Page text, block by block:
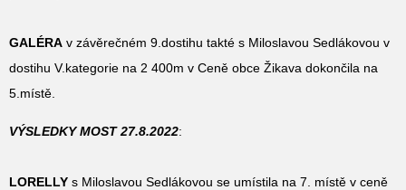
GALÉRA v závěrečném 9.dostihu takté s Miloslavou Sedlákovou v
dostihu V.kategorie na 2 400m v Ceně obce Žikava dokončila na
5.místě.
VÝSLEDKY MOST 27.8.2022:
LORELLY s Miloslavou Sedlákovou se umístila na 7. místě v ceně